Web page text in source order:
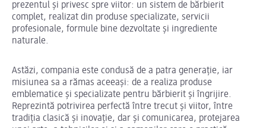
prezentul și privesc spre viitor: un sistem de bărbierit
complet, realizat din produse specializate, servicii
profesionale, formule bine dezvoltate și ingrediente
naturale.
Astăzi, compania este condusă de a patra generație, iar
misiunea sa a rămas aceeași: de a realiza produse
emblematice și specializate pentru bărbierit și îngrijire.
Reprezintă potrivirea perfectă între trecut și viitor, între
tradiția clasică și inovație, dar și comunicarea, protejarea